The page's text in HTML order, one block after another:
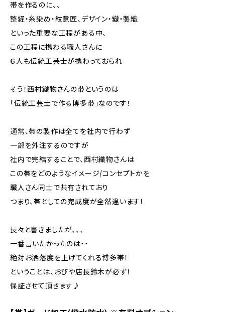
帯を作るのに、、
整経・糸染め・紋意匠、デザイン・織・製織
といった重要な工程がある中、
この工程に携わる職人さんに
６人も伝統工芸士が携わっておられ
そう！西村織物さんの帯というのは
「伝統工芸士で作る博多帯」なのです！
通常、帯の製作は全てを社内で行わず
一部を外注するのですが
社内で完結することで、西村織物さんは
この帯をどのようなイメージ/コンセプトかを
職人さん同士で共有されており
つまり、帯としての完成度が全然違います！
長々と書きましたが、、、
一番言いたかったのは・・
絶対お洒落度を上げてくれる博多帯！
ということは、おびや店長鈴木が必ず！
保証させて頂きます♪